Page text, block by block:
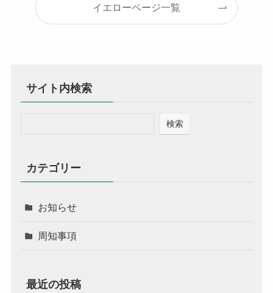
イエローページ一覧
サイト内検索
検索
カテゴリー
お知らせ
周知事項
最近の投稿